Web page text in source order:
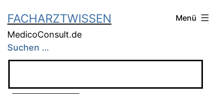
FACHARZTWISSEN
MedicoConsult.de
Menü
Suchen …